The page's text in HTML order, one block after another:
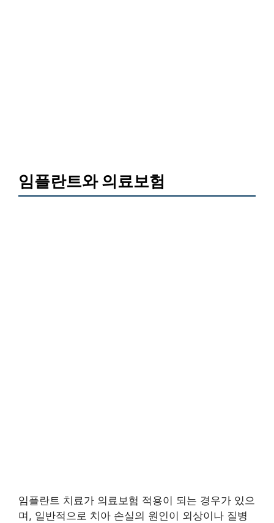
임플란트와 의료보험
임플란트 치료가 의료보험 적용이 되는 경우가 있으
며, 일반적으로 치아 손실의 원인이 외상이나 질병